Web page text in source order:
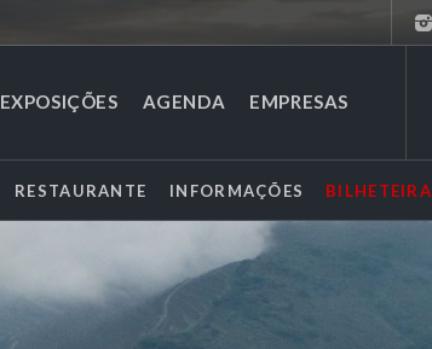
EXPOSIÇÕES AGENDA EMPRESAS
RESTAURANTE INFORMAÇÕES BILHETEIRA